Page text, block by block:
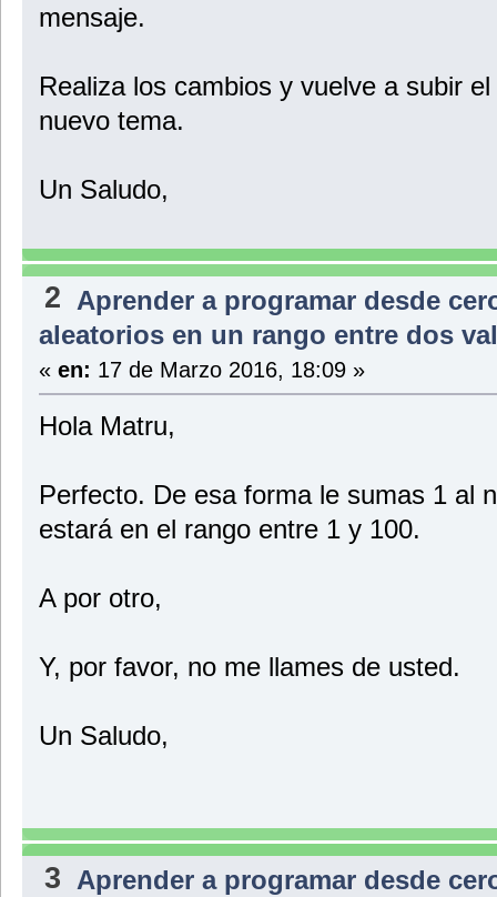
mensaje.
Realiza los cambios y vuelve a subir
nuevo tema.
Un Saludo,
2 Aprender a programar desde
aleatorios en un rango entre dos
« en: 17 de Marzo 2016, 18:09 »
Hola Matru,
Perfecto. De esa forma le sumas 1 al
estará en el rango entre 1 y 100.
A por otro,
Y, por favor, no me llames de usted.
Un Saludo,
3 Aprender a programar desde